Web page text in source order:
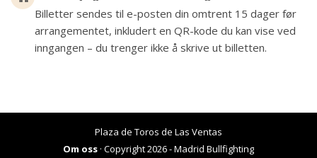
Billetter sendes til e-posten din omtrent 15 dager før
arrangementet, inkludert en QR-kode du kan vise ved
inngangen – du trenger ikke å skrive ut billetten.
Plaza de Toros de Las Ventas
Om oss · Copyright 2026 - Madrid Bullfighting